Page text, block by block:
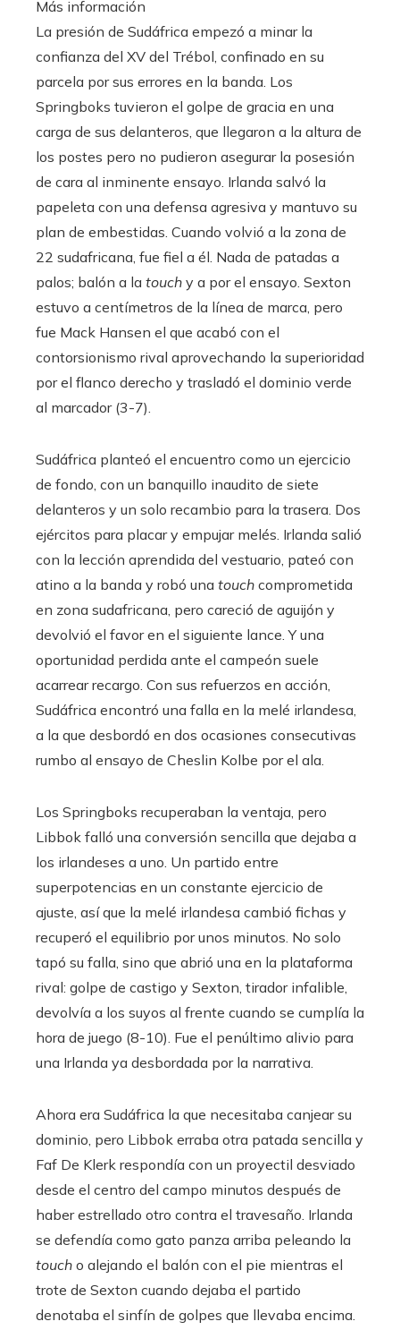
Más información
La presión de Sudáfrica empezó a minar la
confianza del XV del Trébol, confinado en su
parcela por sus errores en la banda. Los
Springboks tuvieron el golpe de gracia en una
carga de sus delanteros, que llegaron a la altura de
los postes pero no pudieron asegurar la posesión
de cara al inminente ensayo. Irlanda salvó la
papeleta con una defensa agresiva y mantuvo su
plan de embestidas. Cuando volvió a la zona de
22 sudafricana, fue fiel a él. Nada de patadas a
palos; balón a la touch y a por el ensayo. Sexton
estuvo a centímetros de la línea de marca, pero
fue Mack Hansen el que acabó con el
contorsionismo rival aprovechando la superioridad
por el flanco derecho y trasladó el dominio verde
al marcador (3-7).
Sudáfrica planteó el encuentro como un ejercicio
de fondo, con un banquillo inaudito de siete
delanteros y un solo recambio para la trasera. Dos
ejércitos para placar y empujar melés. Irlanda salió
con la lección aprendida del vestuario, pateó con
atino a la banda y robó una touch comprometida
en zona sudafricana, pero careció de aguijón y
devolvió el favor en el siguiente lance. Y una
oportunidad perdida ante el campeón suele
acarrear recargo. Con sus refuerzos en acción,
Sudáfrica encontró una falla en la melé irlandesa,
a la que desbordó en dos ocasiones consecutivas
rumbo al ensayo de Cheslin Kolbe por el ala.
Los Springboks recuperaban la ventaja, pero
Libbok falló una conversión sencilla que dejaba a
los irlandeses a uno. Un partido entre
superpotencias en un constante ejercicio de
ajuste, así que la melé irlandesa cambió fichas y
recuperó el equilibrio por unos minutos. No solo
tapó su falla, sino que abrió una en la plataforma
rival: golpe de castigo y Sexton, tirador infalible,
devolvía a los suyos al frente cuando se cumplía la
hora de juego (8-10). Fue el penúltimo alivio para
una Irlanda ya desbordada por la narrativa.
Ahora era Sudáfrica la que necesitaba canjear su
dominio, pero Libbok erraba otra patada sencilla y
Faf De Klerk respondía con un proyectil desviado
desde el centro del campo minutos después de
haber estrellado otro contra el travesaño. Irlanda
se defendía como gato panza arriba peleando la
touch o alejando el balón con el pie mientras el
trote de Sexton cuando dejaba el partido
denotaba el sinfín de golpes que llevaba encima.